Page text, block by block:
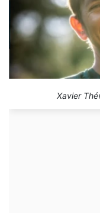
Xavier